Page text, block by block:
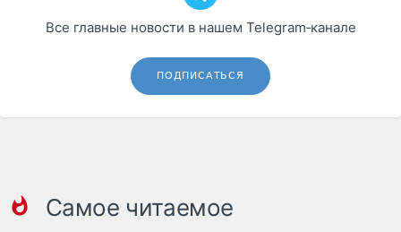
Все главные новости в нашем Telegram‑канале
ПОДПИСАТЬСЯ
Самое читаемое